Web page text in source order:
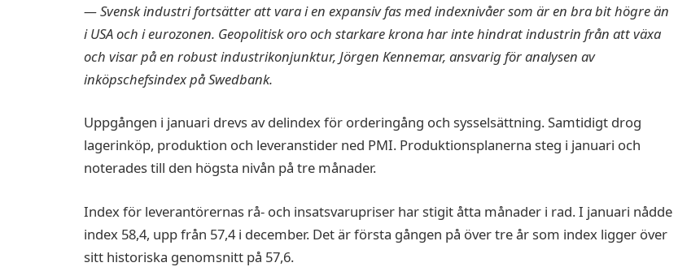
— Svensk industri fortsätter att vara i en expansiv fas med indexnivåer som är en bra bit högre än
i USA och i eurozonen. Geopolitisk oro och starkare krona har inte hindrat industrin från att växa
och visar på en robust industrikonjunktur, Jörgen Kennemar, ansvarig för analysen av
inköpschefsindex på Swedbank.
Uppgången i januari drevs av delindex för orderingång och sysselsättning. Samtidigt drog
lagerinköp, produktion och leveranstider ned PMI. Produktionsplanerna steg i januari och
noterades till den högsta nivån på tre månader.
Index för leverantörernas rå- och insatsvarupriser har stigit åtta månader i rad. I januari nådde
index 58,4, upp från 57,4 i december. Det är första gången på över tre år som index ligger över
sitt historiska genomsnitt på 57,6.